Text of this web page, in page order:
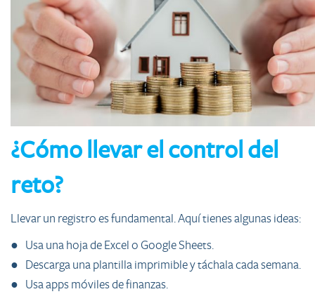
¿Cómo llevar el control del
reto?
Llevar un registro es fundamental. Aquí tienes algunas ideas:
● Usa una hoja de Excel o Google Sheets.
● Descarga una plantilla imprimible y táchala cada semana.
● Usa apps móviles de finanzas.